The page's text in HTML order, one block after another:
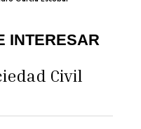
INTERESAR
Civil